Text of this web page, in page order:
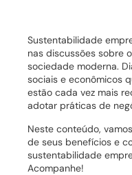
Sustentabilidade
nas discussões sobre
sociedade moderna.
sociais e econômicos
estão cada vez mais
adotar práticas de
Neste conteúdo,
de seus benefícios e
sustentabilidade
Acompanhe!